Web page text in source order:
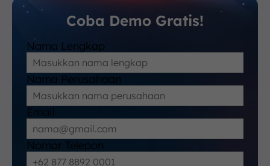
Coba Demo Gratis!
Nama Lengkap
Nama Perusahaan
Email
Nomor Telepon